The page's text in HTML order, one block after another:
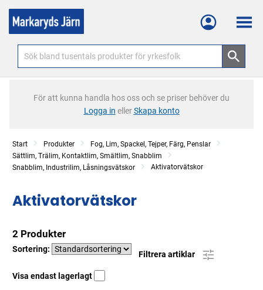
Meny
För att kunna handla hos oss och se priser behöver du
Logga in ellerSkapa konto
Start Produkter
Fog, Lim, Spackel, Tejper, Färg, Penslar
Sättlim, Trälim, Kontaktlim, Smältlim, Snabblim
Snabblim, Industrilim, Låsningsvätskor
Aktivatorvätskor
Aktivatorvätskor
2 Produkter
Sortering:
Filtrera artiklar
Visa endast lagerlagt